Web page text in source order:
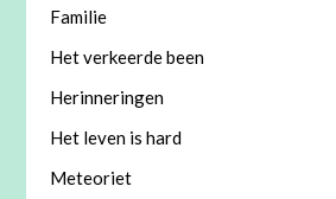
Familie
Het verkeerde been
Herinneringen
Het leven is hard
Meteoriet